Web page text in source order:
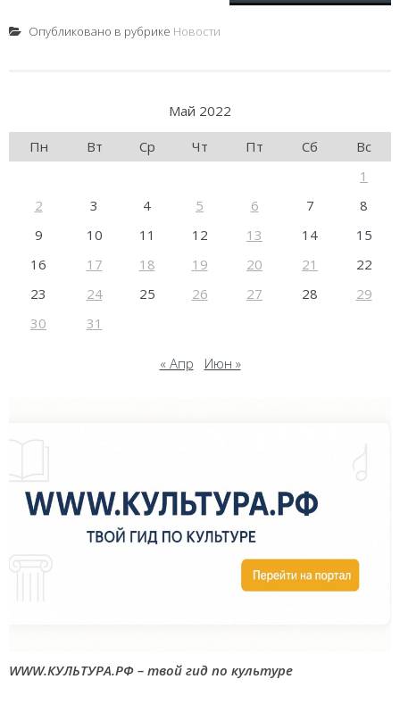
Опубликовано в рубрике Новости
Май 2022
Пн
Вт Ср Чт Пт Сб
Вс
1
2
3 4 5 6 7
8
9
10 11 12 13 14
15
16
17 18 19 20 21
22
23
24 25 26 27 28
29
30
31
« Апр Июн »
WWW.КУЛЬТУРА.РФ – твой гид по культуре